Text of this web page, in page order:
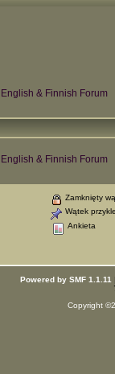
English & Finnish Forum
English & Finnish Forum
Zamknięty
Wątek
Ankieta
Powered by SMF 1.1.11
Copyright